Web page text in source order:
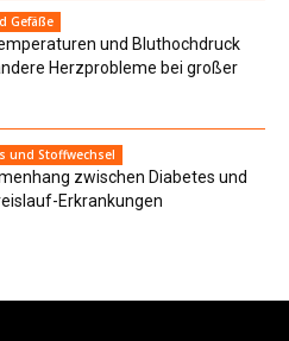
Gefäße
und Bluthochdruck
Herzprobleme bei großer
und Stoffwechsel
zwischen Diabetes und
Erkrankungen